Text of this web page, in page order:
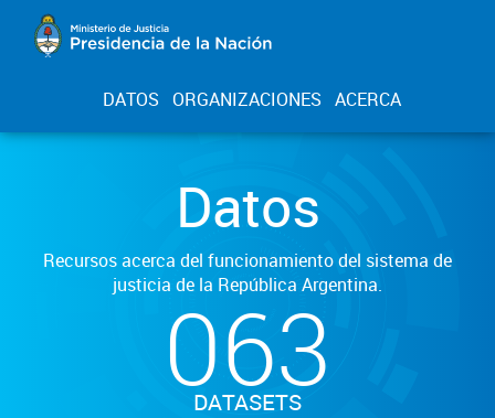
DATOS ORGANIZACIONES ACERCA
Datos
Recursos acerca del funcionamiento del sistema de
justicia de la República Argentina.
063
DATASETS